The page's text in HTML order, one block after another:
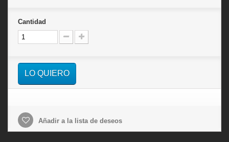
Cantidad
LO QUIERO
Añadir a la lista de deseos